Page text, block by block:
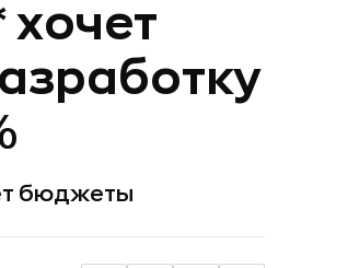
хочет
бюджеты